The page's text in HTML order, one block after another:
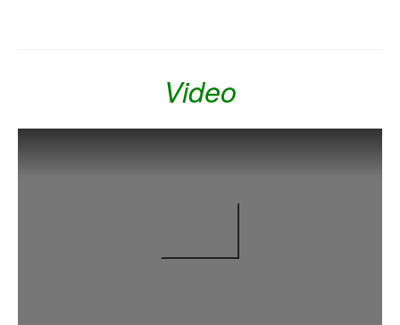
Video